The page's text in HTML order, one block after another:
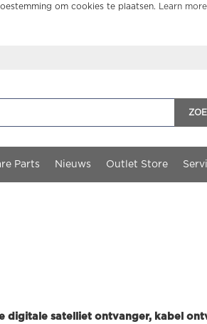
om cookies te plaatsen. Learn more
Parts Nieuws Outlet Store
digitale satelliet ontvanger, kabel